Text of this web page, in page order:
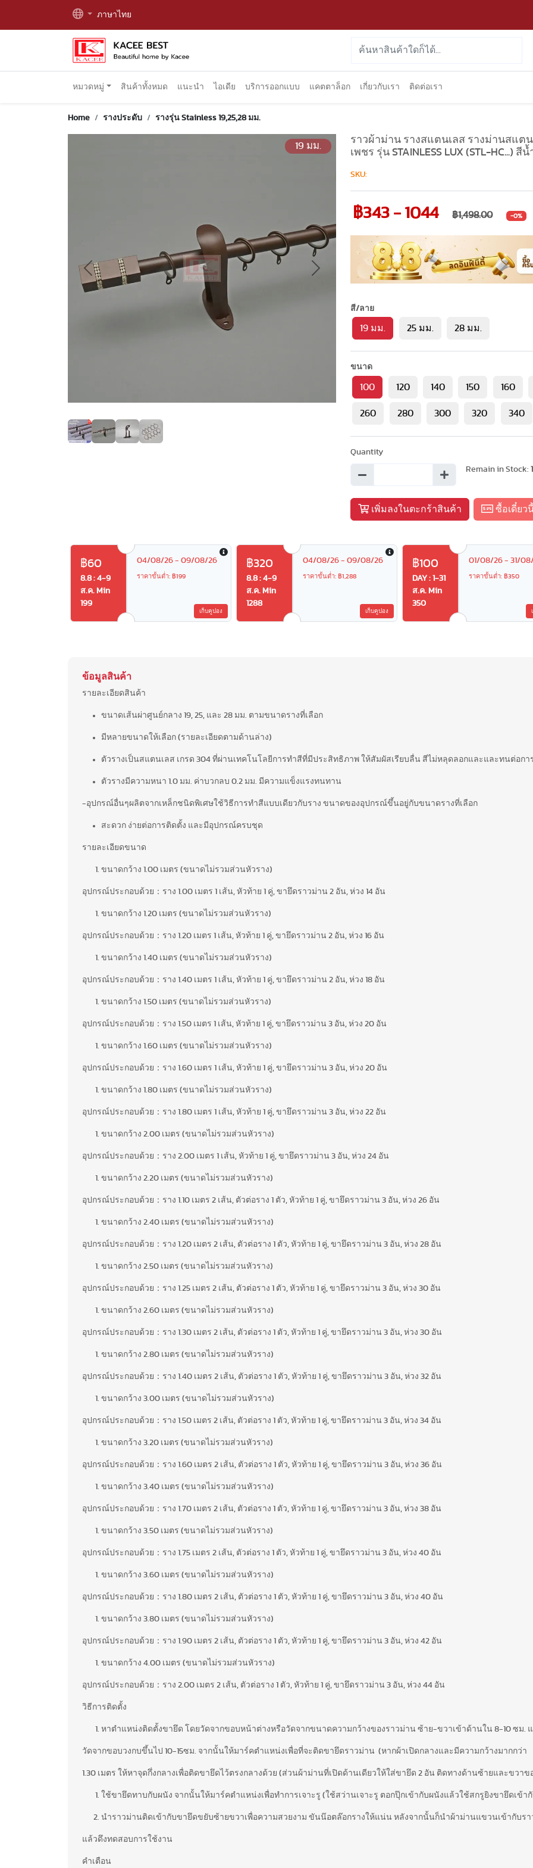
ภาษาไทย
หมวดหมู่ สินค้าทั้งหมด แนะนำ ไอเดีย บริการออกแบบ แคตตาล็อก เกี่ยวกับเรา ติดต่อเรา
Home รางประดับ รางรุ่น Stainless 19,25,28 มม.
19 มม.
Previous Next
ราวผ้าม่าน รางสแตนเลส รางม่านสแต
เพชร รุ่น STAINLESS LUX (STL-HC...) สี
SKU:
฿343 - 1044 ฿1,498.00 -0%
สี/ลาย
19 มม. 25 มม. 28 มม.
ขนาด
100 120 140 150 160
260 280 300 320 340
Quantity
Remain in Stock:
เพิ่มลงในตะกร้าสินค้า ซื้อเดี๋ยว
฿60
8.8 : 4-9
ส.ค. Min
199
04/08/26 - 09/08/26
ราคาขั้นต่ำ: ฿199
เก็บคูปอง
฿320
8.8 : 4-9
ส.ค. Min
1288
04/08/26 - 09/08/26
ราคาขั้นต่ำ: ฿1,288
เก็บคูปอง
฿100
DAY : 1-31
ส.ค. Min
350
01/08/26 - 31/
ราคาขั้นต่ำ: ฿350
ข้อมูลสินค้า
รายละเอียดสินค้า
ขนาดเส้นผ่าศูนย์กลาง 19, 25, และ 28 มม. ตามขนาดรางที่เลือก
มีหลายขนาดให้เลือก (รายละเอียดตามด้านล่าง)
ตัวรางเป็นสแตนเลส เกรด 304 ที่ผ่านเทคโนโลยีการทำสีที่มีประสิทธิภาพ ให้สัมผัสเรียบลื่น สีไม่หลุดลอกและและทนต่อกา
ตัวรางมีความหนา 1.0 มม. ค่าบวกลบ 0.2 มม. มีความแข็งแรงทนทาน
-อุปกรณ์อื่นๆผลิตจากเหล็กชนิดพิเศษใช้วิธีการทำสีแบบเดียวกับราง ขนาดของอุปกรณ์ขึ้นอยู่กับขนาดรางที่เลือก
สะดวก ง่ายต่อการติดตั้ง และมีอุปกรณ์ครบชุด
รายละเอียดขนาด
ขนาดกว้าง 1.00 เมตร (ขนาดไม่รวมส่วนหัวราง)
อุปกรณ์ประกอบด้วย：ราง 1.00 เมตร 1 เส้น, หัวท้าย 1 คู่, ขายึดราวม่าน 2 อัน, ห่วง 14 อัน
ขนาดกว้าง 1.20 เมตร (ขนาดไม่รวมส่วนหัวราง)
อุปกรณ์ประกอบด้วย：ราง 1.20 เมตร 1 เส้น, หัวท้าย 1 คู่, ขายึดราวม่าน 2 อัน, ห่วง 16 อัน
ขนาดกว้าง 1.40 เมตร (ขนาดไม่รวมส่วนหัวราง)
อุปกรณ์ประกอบด้วย：ราง 1.40 เมตร 1 เส้น, หัวท้าย 1 คู่, ขายึดราวม่าน 2 อัน, ห่วง 18 อัน
ขนาดกว้าง 1.50 เมตร (ขนาดไม่รวมส่วนหัวราง)
อุปกรณ์ประกอบด้วย：ราง 1.50 เมตร 1 เส้น, หัวท้าย 1 คู่, ขายึดราวม่าน 3 อัน, ห่วง 20 อัน
ขนาดกว้าง 1.60 เมตร (ขนาดไม่รวมส่วนหัวราง)
อุปกรณ์ประกอบด้วย：ราง 1.60 เมตร 1 เส้น, หัวท้าย 1 คู่, ขายึดราวม่าน 3 อัน, ห่วง 20 อัน
ขนาดกว้าง 1.80 เมตร (ขนาดไม่รวมส่วนหัวราง)
อุปกรณ์ประกอบด้วย：ราง 1.80 เมตร 1 เส้น, หัวท้าย 1 คู่, ขายึดราวม่าน 3 อัน, ห่วง 22 อัน
ขนาดกว้าง 2.00 เมตร (ขนาดไม่รวมส่วนหัวราง)
อุปกรณ์ประกอบด้วย：ราง 2.00 เมตร 1 เส้น, หัวท้าย 1 คู่, ขายึดราวม่าน 3 อัน, ห่วง 24 อัน
ขนาดกว้าง 2.20 เมตร (ขนาดไม่รวมส่วนหัวราง)
อุปกรณ์ประกอบด้วย：ราง 1.10 เมตร 2 เส้น, ตัวต่อราง 1 ตัว, หัวท้าย 1 คู่, ขายึดราวม่าน 3 อัน, ห่วง 26 อัน
ขนาดกว้าง 2.40 เมตร (ขนาดไม่รวมส่วนหัวราง)
อุปกรณ์ประกอบด้วย：ราง 1.20 เมตร 2 เส้น, ตัวต่อราง 1 ตัว, หัวท้าย 1 คู่, ขายึดราวม่าน 3 อัน, ห่วง 28 อัน
ขนาดกว้าง 2.50 เมตร (ขนาดไม่รวมส่วนหัวราง)
อุปกรณ์ประกอบด้วย：ราง 1.25 เมตร 2 เส้น, ตัวต่อราง 1 ตัว, หัวท้าย 1 คู่, ขายึดราวม่าน 3 อัน, ห่วง 30 อัน
ขนาดกว้าง 2.60 เมตร (ขนาดไม่รวมส่วนหัวราง)
อุปกรณ์ประกอบด้วย：ราง 1.30 เมตร 2 เส้น, ตัวต่อราง 1 ตัว, หัวท้าย 1 คู่, ขายึดราวม่าน 3 อัน, ห่วง 30 อัน
ขนาดกว้าง 2.80 เมตร (ขนาดไม่รวมส่วนหัวราง)
อุปกรณ์ประกอบด้วย：ราง 1.40 เมตร 2 เส้น, ตัวต่อราง 1 ตัว, หัวท้าย 1 คู่, ขายึดราวม่าน 3 อัน, ห่วง 32 อัน
ขนาดกว้าง 3.00 เมตร (ขนาดไม่รวมส่วนหัวราง)
อุปกรณ์ประกอบด้วย：ราง 1.50 เมตร 2 เส้น, ตัวต่อราง 1 ตัว, หัวท้าย 1 คู่, ขายึดราวม่าน 3 อัน, ห่วง 34 อัน
ขนาดกว้าง 3.20 เมตร (ขนาดไม่รวมส่วนหัวราง)
อุปกรณ์ประกอบด้วย：ราง 1.60 เมตร 2 เส้น, ตัวต่อราง 1 ตัว, หัวท้าย 1 คู่, ขายึดราวม่าน 3 อัน, ห่วง 36 อัน
ขนาดกว้าง 3.40 เมตร (ขนาดไม่รวมส่วนหัวราง)
อุปกรณ์ประกอบด้วย：ราง 1.70 เมตร 2 เส้น, ตัวต่อราง 1 ตัว, หัวท้าย 1 คู่, ขายึดราวม่าน 3 อัน, ห่วง 38 อัน
ขนาดกว้าง 3.50 เมตร (ขนาดไม่รวมส่วนหัวราง)
อุปกรณ์ประกอบด้วย：ราง 1.75 เมตร 2 เส้น, ตัวต่อราง 1 ตัว, หัวท้าย 1 คู่, ขายึดราวม่าน 3 อัน, ห่วง 40 อัน
ขนาดกว้าง 3.60 เมตร (ขนาดไม่รวมส่วนหัวราง)
อุปกรณ์ประกอบด้วย：ราง 1.80 เมตร 2 เส้น, ตัวต่อราง 1 ตัว, หัวท้าย 1 คู่, ขายึดราวม่าน 3 อัน, ห่วง 40 อัน
ขนาดกว้าง 3.80 เมตร (ขนาดไม่รวมส่วนหัวราง)
อุปกรณ์ประกอบด้วย：ราง 1.90 เมตร 2 เส้น, ตัวต่อราง 1 ตัว, หัวท้าย 1 คู่, ขายึดราวม่าน 3 อัน, ห่วง 42 อัน
ขนาดกว้าง 4.00 เมตร (ขนาดไม่รวมส่วนหัวราง)
อุปกรณ์ประกอบด้วย：ราง 2.00 เมตร 2 เส้น, ตัวต่อราง 1 ตัว, หัวท้าย 1 คู่, ขายึดราวม่าน 3 อัน, ห่วง 44 อัน
วิธีการติดตั้ง
หาตำแหน่งติดตั้งขายึด โดยวัดจากขอบหน้าต่างหรือวัดจากขนาดความกว้างของราวม่าน ซ้าย-ขวาเข้าด้านใน 8-10 ซม.
วัดจากขอบวงกบขึ้นไป 10-15ซม. จากนั้นให้มาร์คตำแหน่งเพื่อที่จะติดขายึดราวม่าน (หากผ้าเปิดกลางและมีความกว้างมากกว่า
1.30 เมตร ให้หาจุดกึ่งกลางเพื่อติดขายึดไว้ตรงกลางด้วย (ส่วนผ้าม่านที่เปิดด้านเดียวให้ใส่ขายึด 2 อัน ติดทางด้านซ้ายและขวาข
ใช้ขายึดทาบกับผนัง จากนั้นให้มาร์คตำแหน่งเพื่อทำการเจาะรู (ใช้สว่านเจาะรู ตอกปุ๊กเข้ากับผนังแล้วใช้สกรูยิงขายึดเข้า
นำราวม่านติดเข้ากับขายึดขยับซ้ายขวาเพื่อความสวยงาม ขันน๊อตล๊อกรางให้แน่น หลังจากนั้นก็นำผ้าม่านแขวนเข้ากับรา
แล้วดึงทดสอบการใช้งาน
คำเตือน